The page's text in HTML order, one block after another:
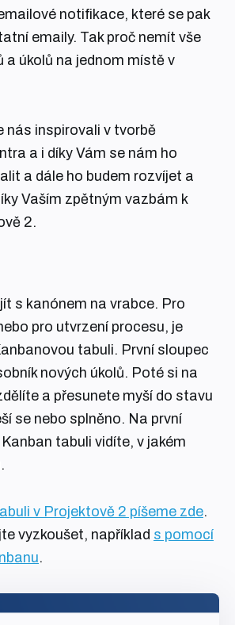
notifikace, které se pak
emaily. Tak proč nemít vše
a úkolů na jednom místě v
nás inspirovali v tvorbě
a i díky Vám se nám ho
a dále ho budem rozvíjet a
Vaším zpětným vazbám k
2.
s kanónem na vrabce. Pro
pro utvrzení procesu, je
tabuli. První sloupec
nových úkolů. Poté si na
a přesunete myší do stavu
se nebo splněno. Na první
tabuli vidíte, v jakém
v Projektově 2 píšeme zde.
vyzkoušet, například s pomocí
.